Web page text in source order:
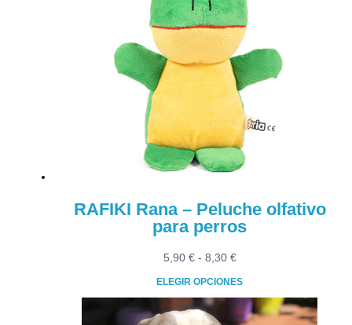
RAFIKI Rana – Peluche olfativo
para perros
5,90 € - 8,30 €Rango
desde
ELEGIR OPCIONES
Este
producto